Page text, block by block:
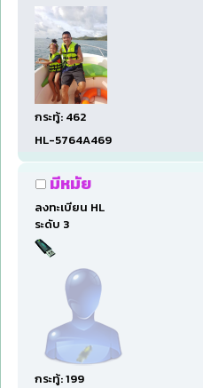
กระทู้: 462
HL-5764A469
มีหมัย
ลงทะเบียน HL
ระดับ 3
กระทู้: 199